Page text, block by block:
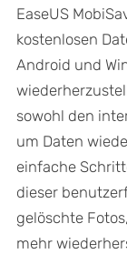
EaseUS
kostenlosen
Android und
sowohl den
um Daten
einfache
dieser
gelöschte
mehr